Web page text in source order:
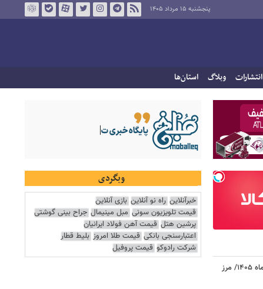
پنجشنبه ۱۵ مرداد ۱۴۰۵
انتشارات وبلاگ استان‌ها
قیمت جدید طلا و سکه امروز ۱۵ مردادماه ۱۴۰۵/ مرز
وبگردی
خبرآنلاین راه نو آنلاین بازی آنلاین
قیمت تلویزیون سونی مبل مینیمال جراح بینی گوشتی
پرشین هتل قیمت آهن فولاد ایرانیان
اعتبارسنجی بانکی قیمت طلا امروز بلیط قطار
شرکت رادوکو قیمت پروفیل